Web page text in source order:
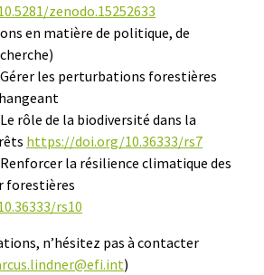
zenodo.15252633
en matière de politique, de
les perturbations forestières
rôle de la biodiversité dans la
https://doi.org/10.36333/rs7
la résilience climatique des
forestières
rs10
n’hésitez pas à contacter
)